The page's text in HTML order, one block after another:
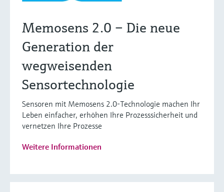
Memosens 2.0 – Die neue
Generation der
wegweisenden
Sensortechnologie
Sensoren mit Memosens 2.0-Technologie machen Ihr
Leben einfacher, erhöhen Ihre Prozesssicherheit und
vernetzen Ihre Prozesse
Weitere Informationen